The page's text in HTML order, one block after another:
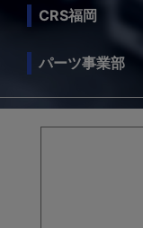
CRS福岡
パーツ事業部